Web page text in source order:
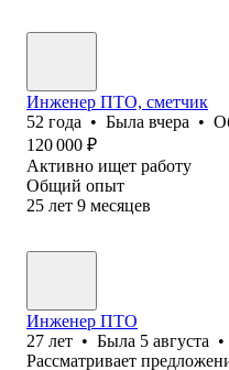
Инженер ПТО, сметчик
52 года • Была вчера •
120 000 ₽
Активно ищет работу
Общий опыт
25 лет 9 месяцев
Инженер ПТО
27 лет • Была 5 августа •
Рассматривает